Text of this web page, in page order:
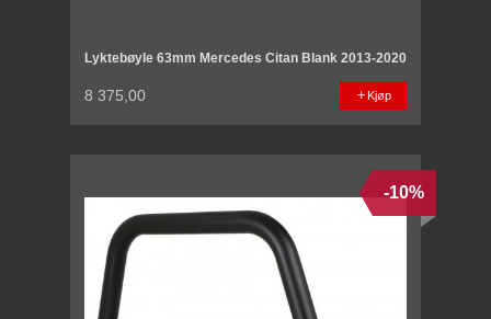
Lyktebøyle 63mm Mercedes Citan Blank 2013-2020
8 375,00 Kjøp
-10%